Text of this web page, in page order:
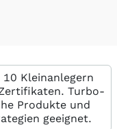
Kleinanlegern
Turbo-
Produkte und
geeignet.